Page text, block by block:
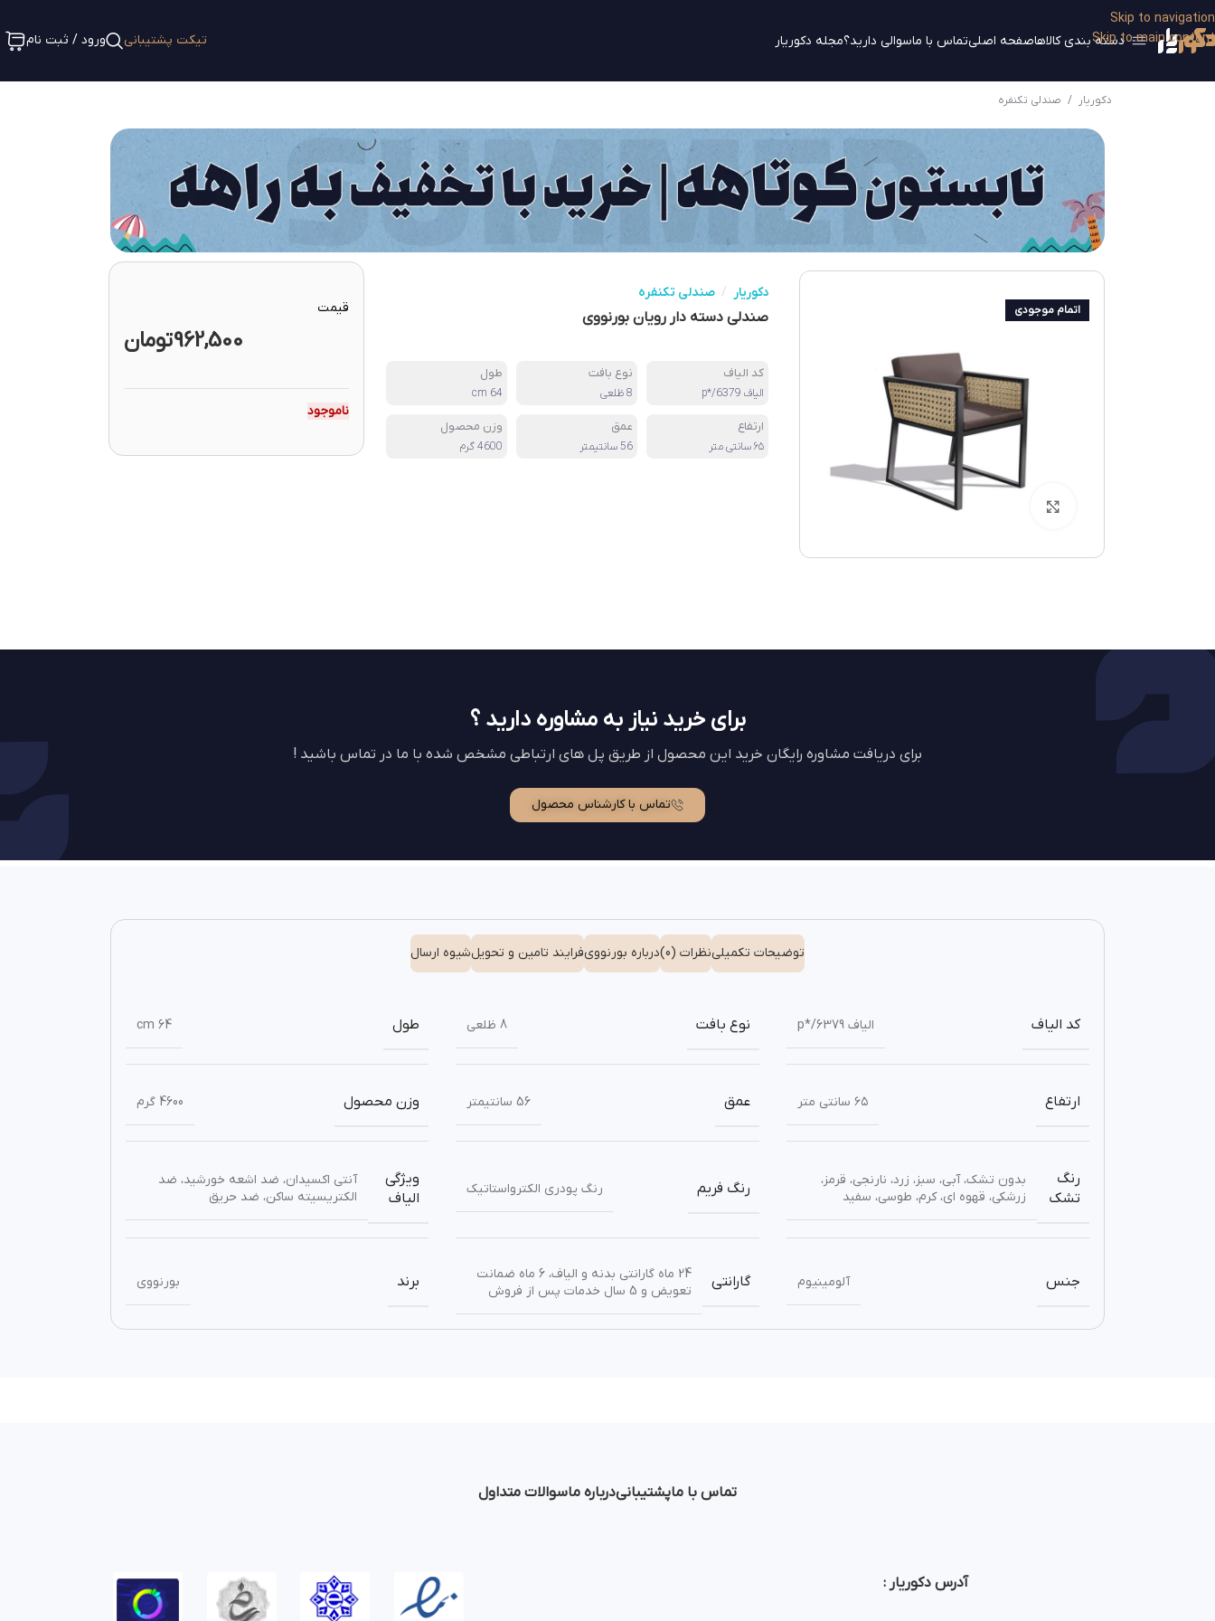
Skip to navigation
Skip to main contentدسته بندی کالاهاصفحه اصلیتماس با ماسوالی دارید؟مجله دکوریار تیکت پشتیبانی ورود / ثبت نام
دکوریار / صندلی تکنفره
اتمام موجودی
بزرگنمایی تصویر
دکوریار / صندلی تکنفره
صندلی دسته دار رویان بورنووی
کد الیاف
الیاف p*/6379
نوع بافت
8 ظلعی
طول
64 cm
ارتفاع
۶۵ سانتی متر
عمق
56 سانتیمتر
وزن محصول
4600 گرم
قیمت
962,500تومان
ناموجود
برای خرید نیاز به مشاوره دارید ؟
برای دریافت مشاوره رایگان خرید این محصول از طریق پل های ارتباطی مشخص شده با ما در تماس باشید !
تماس با کارشناس محصول
توضیحات تکمیلینظرات (0) درباره بورنوویفرایند تامین و تحویلشیوه ارسال
کد الیاف الیاف p*/6379 نوع بافت 8 ظلعی طول 64 cm
ارتفاع ۶۵ سانتی متر عمق 56 سانتیمتر وزن محصول 4600 گرم
رنگ
تشک
بدون تشک، آبی، سبز، زرد، نارنجی، قرمز،
زرشکی، قهوه ای، کرم، طوسی، سفید
رنگ فریم رنگ پودری الکترواستاتیک
ویژگی
الیاف
آنتی اکسیدان، ضد اشعه خورشید، ضد
الکتریسیته ساکن، ضد حریق
جنس آلومینیوم گارانتی
24 ماه گارانتی بدنه و الیاف، 6 ماه ضمانت
تعویض و 5 سال خدمات پس از فروش
برند بورنووی
تماس با ماپشتیبانیدرباره ماسوالات متداول
آدرس دکوریار :